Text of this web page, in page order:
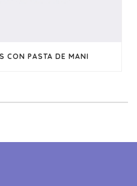
CON PASTA DE MANI